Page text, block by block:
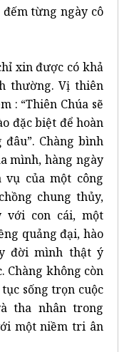
từng ngày cô
xin được có khả
thường. Vị thiên
: “Thiên Chúa sẽ
đặc biệt để hoàn
Chàng bình
mình, hàng ngày
vụ của một công
chung thủy,
với con cái, một
quảng đại, hào
đời mình thật ý
Chàng không còn
sống trọn cuộc
tha nhân trong
một niềm tri ân